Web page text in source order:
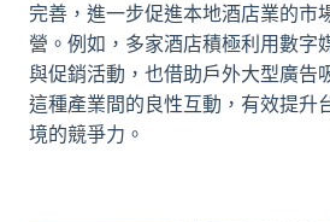
完善，進一步促進本地酒店業的市
營。例如，多家酒店積極利用數字
與促銷活動，也借助戶外大型廣告
這種產業間的良性互動，有效提升
境的競爭力。